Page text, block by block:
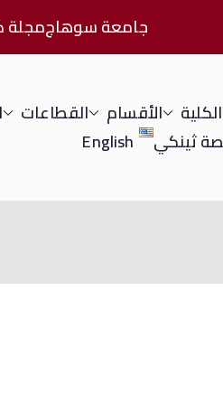
جامعة سوهاجمجلة
الأقسام القطاعات
ثينكي English